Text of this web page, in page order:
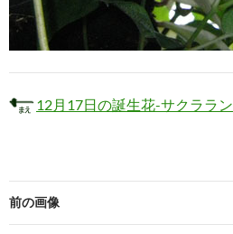
12月17日の誕生花-サクララン
前の画像